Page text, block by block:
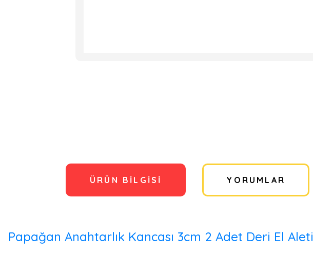
ÜRÜN BILGISI YORUMLAR
Papağan Anahtarlık Kancası 3cm 2 Adet Deri El Aleti